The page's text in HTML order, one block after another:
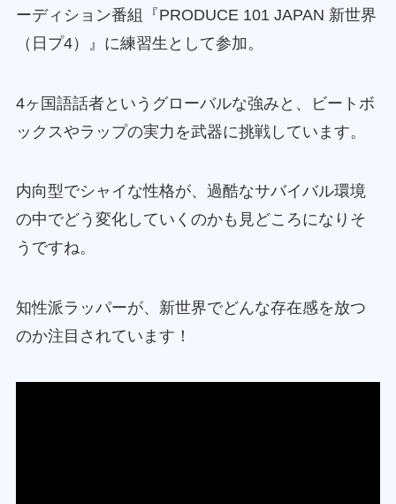
ーディション番組『PRODUCE 101 JAPAN 新世界
（日プ4）』に練習生として参加。
4ヶ国語話者というグローバルな強みと、ビートボ
ックスやラップの実力を武器に挑戦しています。
内向型でシャイな性格が、過酷なサバイバル環境
の中でどう変化していくのかも見どころになりそ
うですね。
知性派ラッパーが、新世界でどんな存在感を放つ
のか注目されています！